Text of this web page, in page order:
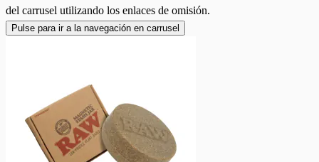
del carrusel utilizando los enlaces de omisión.
Pulse para ir a la navegación en carrusel